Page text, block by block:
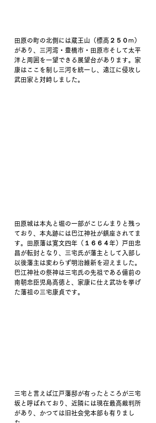
田原の町の北側には蔵王山（標高２５０m）
があり、三河湾・豊橋市・田原市そして太平
洋と周囲を一望できる展望台があります。家
康はここを制し三河を統一し、遠江に侵攻し
武田家と対峙しました。
田原城は本丸と堀の一部がこじんまりと残っ
ており、本丸跡には巴江神社が鎮座されてま
す。田原藩は寛文四年（１６６４年）戸田忠
昌が転封となり、三宅氏が藩主として入部し
以後藩主は変わらず明治維新を迎えました。
巴江神社の祭神は三宅氏の先祖である備前の
南朝忠臣児島高徳と、家康に仕え武功を挙げ
た藩祖の三宅康貞です。
三宅と言えば江戸藩邸が有ったところが三宅
坂と呼ばれており、近隣には現在最高裁判所
があり、かつては旧社会党本部も有りまし